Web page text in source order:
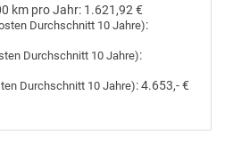
km pro Jahr: 1.621,92 €
Durchschnitt 10 Jahre):
Durchschnitt 10 Jahre):
Durchschnitt 10 Jahre):4.653,- €